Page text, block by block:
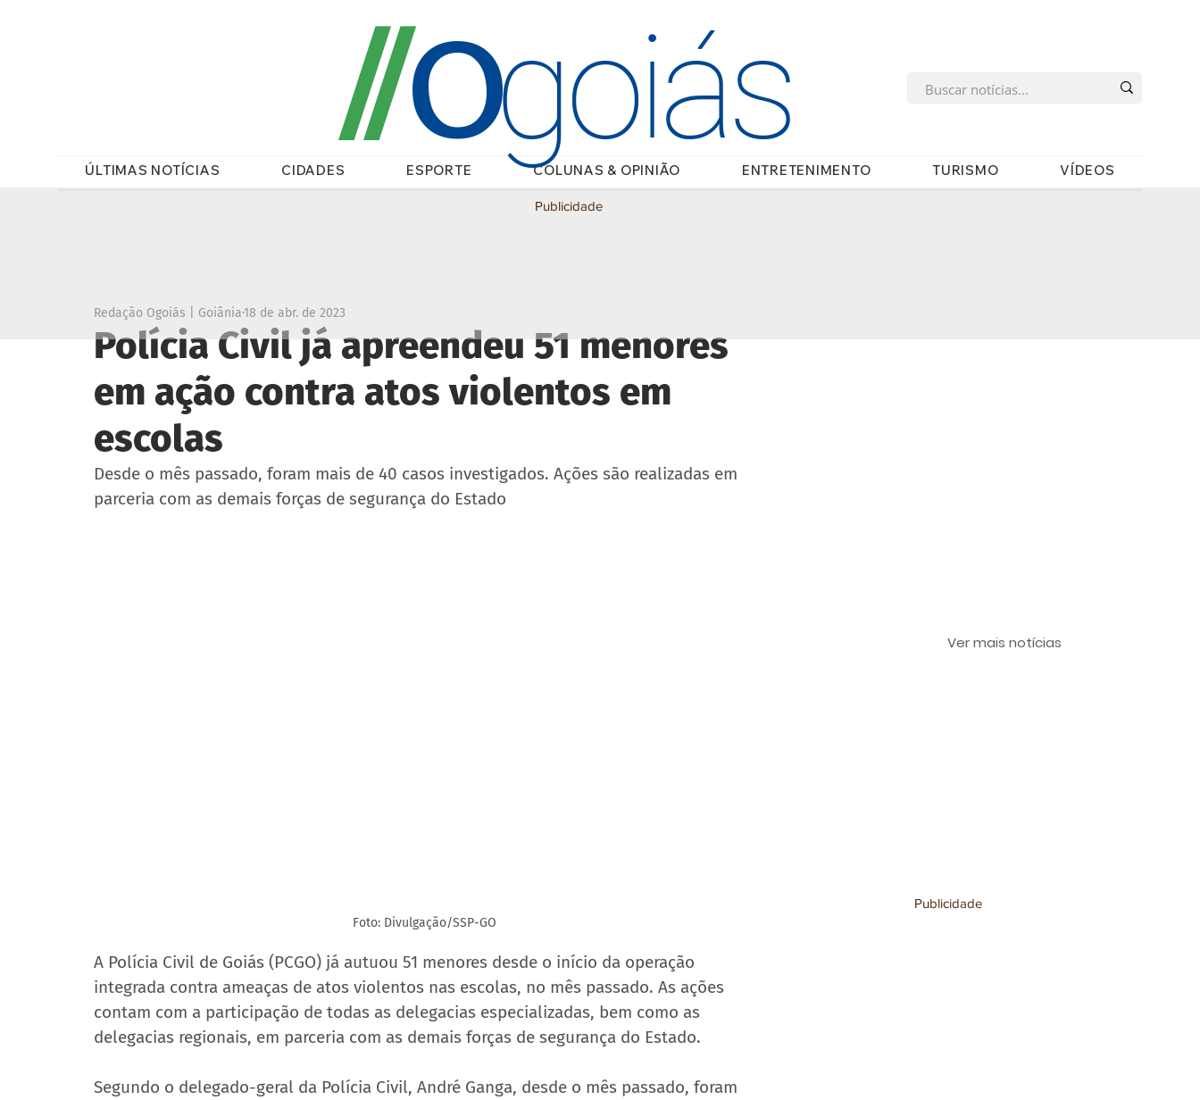
ÚLTIMAS NOTÍCIAS CIDADES ESPORTE COLUNAS & OPINIÃO ENTRETENIMENTO TURISMO VÍDEOS
//Ogoiás
Polícia Civil já apreendeu 51 menores
em ação contra atos violentos em
escolas
Redação Ogoiás | Goiânia18 de abr. de 2023
Desde o mês passado, foram mais de 40 casos investigados. Ações são realizadas em
parceria com as demais forças de segurança do Estado
Foto: Divulgação/SSP-GO
A Polícia Civil de Goiás (PCGO) já autuou 51 menores desde o início da operação
integrada contra ameaças de atos violentos nas escolas, no mês passado. As ações
contam com a participação de todas as delegacias especializadas, bem como as
delegacias regionais, em parceria com as demais forças de segurança do Estado.
Segundo o delegado-geral da Polícia Civil, André Ganga, desde o mês passado, foram
Publicidade
Publicidade
Ver mais notícias